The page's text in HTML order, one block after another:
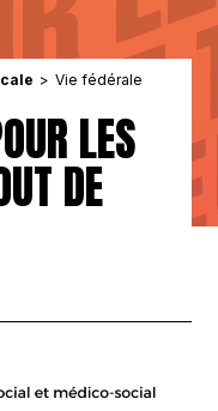
Vie fédérale
LES
DE